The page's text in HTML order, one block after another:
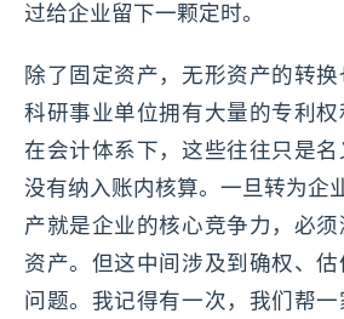
过给企业留下一颗定时。
除了固定资产，无形资产的转
科研事业单位拥有大量的专利
在会计体系下，这些往往只是
没有纳入账内核算。一旦转为企
产就是企业的核心竞争力，必
资产。但这中间涉及到确权、
问题。我记得有一次，我们帮